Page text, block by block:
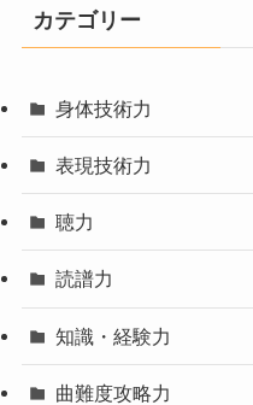
カテゴリー
身体技術力
表現技術力
聴力
読譜力
知識・経験力
曲難度攻略力